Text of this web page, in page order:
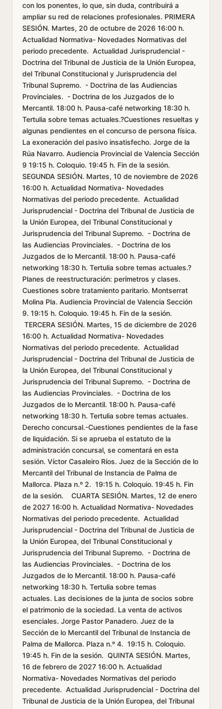
con los ponentes, lo que, sin duda, contribuirá a
ampliar su red de relaciones profesionales. PRIMERA
SESIÓN. Martes, 20 de octubre de 2026 16:00 h.
Actualidad Normativa- Novedades Normativas del
periodo precedente. Actualidad Jurisprudencial -
Doctrina del Tribunal de Justicia de la Unión Europea,
del Tribunal Constitucional y Jurisprudencia del
Tribunal Supremo. - Doctrina de las Audiencias
Provinciales. - Doctrina de los Juzgados de lo
Mercantil. 18:00 h. Pausa-café networking 18:30 h.
Tertulia sobre temas actuales.?Cuestiones resueltas y
algunas pendientes en el concurso de persona física.
La exoneración del pasivo insatisfecho. Jorge de la
Rúa Navarro. Audiencia Provincial de Valencia Sección
9 19:15 h. Coloquio. 19:45 h. Fin de la sesión.
SEGUNDA SESIÓN. Martes, 10 de noviembre de 2026
16:00 h. Actualidad Normativa- Novedades
Normativas del periodo precedente. Actualidad
Jurisprudencial - Doctrina del Tribunal de Justicia de
la Unión Europea, del Tribunal Constitucional y
Jurisprudencia del Tribunal Supremo. - Doctrina de
las Audiencias Provinciales. - Doctrina de los
Juzgados de lo Mercantil. 18:00 h. Pausa-café
networking 18:30 h. Tertulia sobre temas actuales.?
Planes de reestructuración: perímetros y clases.
Cuestiones sobre tratamiento paritario. Montserrat
Molina Pla. Audiencia Provincial de Valencia Sección
9. 19:15 h. Coloquio. 19:45 h. Fin de la sesión.
TERCERA SESIÓN. Martes, 15 de diciembre de 2026
16:00 h. Actualidad Normativa- Novedades
Normativas del periodo precedente. Actualidad
Jurisprudencial - Doctrina del Tribunal de Justicia de
la Unión Europea, del Tribunal Constitucional y
Jurisprudencia del Tribunal Supremo. - Doctrina de
las Audiencias Provinciales. - Doctrina de los
Juzgados de lo Mercantil. 18:00 h. Pausa-café
networking 18:30 h. Tertulia sobre temas actuales.
Derecho concursal.-Cuestiones pendientes de la fase
de liquidación. Si se aprueba el estatuto de la
administración concursal, se comentará en esta
sesión. Víctor Casaleiro Ríos. Juez de la Sección de lo
Mercantil del Tribunal de Instancia de Palma de
Mallorca. Plaza n.º 2. 19:15 h. Coloquio. 19:45 h. Fin
de la sesión. CUARTA SESIÓN. Martes, 12 de enero
de 2027 16:00 h. Actualidad Normativa- Novedades
Normativas del periodo precedente. Actualidad
Jurisprudencial - Doctrina del Tribunal de Justicia de
la Unión Europea, del Tribunal Constitucional y
Jurisprudencia del Tribunal Supremo. - Doctrina de
las Audiencias Provinciales. - Doctrina de los
Juzgados de lo Mercantil. 18:00 h. Pausa-café
networking 18:30 h. Tertulia sobre temas
actuales. Las decisiones de la junta de socios sobre
el patrimonio de la sociedad. La venta de activos
esenciales. Jorge Pastor Panadero. Juez de la
Sección de lo Mercantil del Tribunal de Instancia de
Palma de Mallorca. Plaza n.º 4. 19:15 h. Coloquio.
19:45 h. Fin de la sesión. QUINTA SESIÓN. Martes,
16 de febrero de 2027 16:00 h. Actualidad
Normativa- Novedades Normativas del periodo
precedente. Actualidad Jurisprudencial - Doctrina del
Tribunal de Justicia de la Unión Europea, del Tribunal